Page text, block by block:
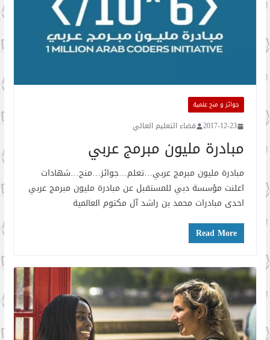
جوائز و منح علمية
2017-12-23 فضاء التعليم العالي
مبادرة مليون مبرمج عربي
مبادرة مليون مبرمج عربي…تعلم…جوائز…منح…شهادات
اعلنت مؤسسة دبي للمستقبل عن مبادرة مليون مبرمج عربي
احدى مبادرات محمد بن راشد آل مكتوم العالمية
Read More